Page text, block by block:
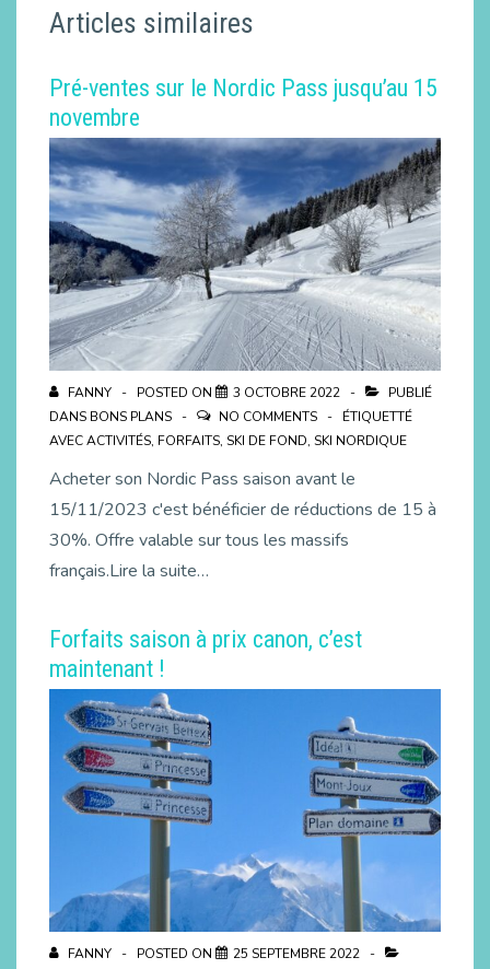
Articles similaires
Pré-ventes sur le Nordic Pass jusqu’au 15
novembre
FANNY POSTED ON 3 OCTOBRE 2022
PUBLIÉ
DANS BONS PLANS NO COMMENTS
ÉTIQUETTÉ
AVECACTIVITÉS, FORFAITS, SKI DE FOND, SKI NORDIQUE
Acheter son Nordic Pass saison avant le
15/11/2023 c'est bénéficier de réductions de 15 à
30%. Offre valable sur tous les massifs
français.Lire la suite…
Forfaits saison à prix canon, c’est
maintenant !
FANNY POSTED ON
25 SEPTEMBRE 2022